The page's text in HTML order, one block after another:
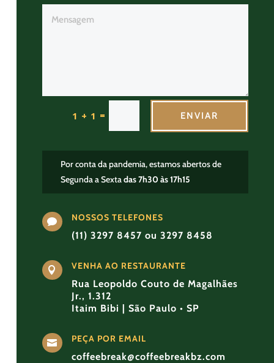
1 + 1 = ENVIAR
Por conta da pandemia, estamos abertos de
Segunda a Sextadas 7h30 às 17h15
 NOSSOS TELEFONES
(11) 3297 8457 ou 3297 8458
 VENHA AO RESTAURANTE
Rua Leopoldo Couto de Magalhães
Jr., 1.312
Itaim Bibi | São Paulo • SP
 PEÇA POR EMAIL
coffeebreak@coffeebreakbz.com